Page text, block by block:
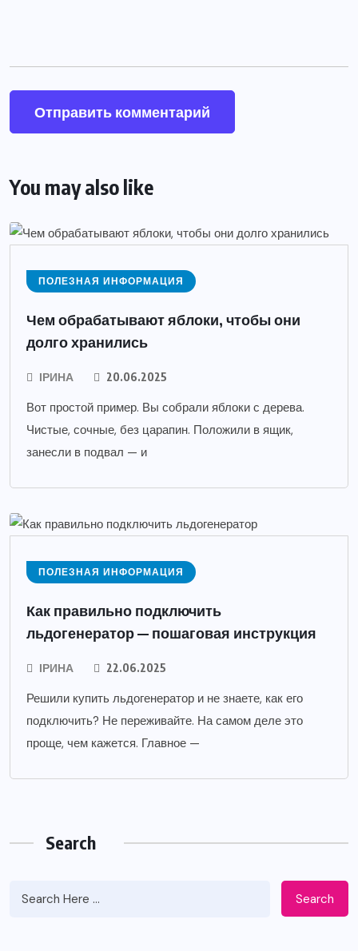
You may also like
ПОЛЕЗНАЯ ИНФОРМАЦИЯ
Чем обрабатывают яблоки, чтобы они
долго хранились
ІРИНА 20.06.2025
Вот простой пример. Вы собрали яблоки с дерева.
Чистые, сочные, без царапин. Положили в ящик,
занесли в подвал — и
ПОЛЕЗНАЯ ИНФОРМАЦИЯ
Как правильно подключить
льдогенератор — пошаговая инструкция
ІРИНА 22.06.2025
Решили купить льдогенератор и не знаете, как его
подключить? Не переживайте. На самом деле это
проще, чем кажется. Главное —
Search
Search